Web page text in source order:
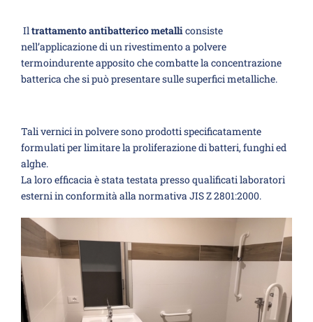
Il trattamento antibatterico metalli consiste
nell’applicazione di un rivestimento a polvere
termoindurente apposito che combatte la concentrazione
batterica che si può presentare sulle superfici metalliche.
Tali vernici in polvere sono prodotti specificatamente
formulati per limitare la proliferazione di batteri, funghi ed
alghe.
La loro efficacia è stata testata presso qualificati laboratori
esterni in conformità alla normativa JIS Z 2801:2000.